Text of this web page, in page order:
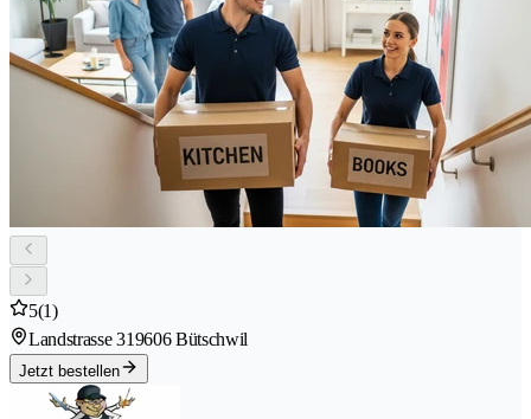
5(1)
Landstrasse 319606 Bütschwil
Jetzt bestellen